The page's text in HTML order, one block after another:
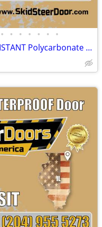
• • • • • • •
SHATTERPROOF & IMPACT-RESISTANT Polycarbonate Skid Steer Door Kits